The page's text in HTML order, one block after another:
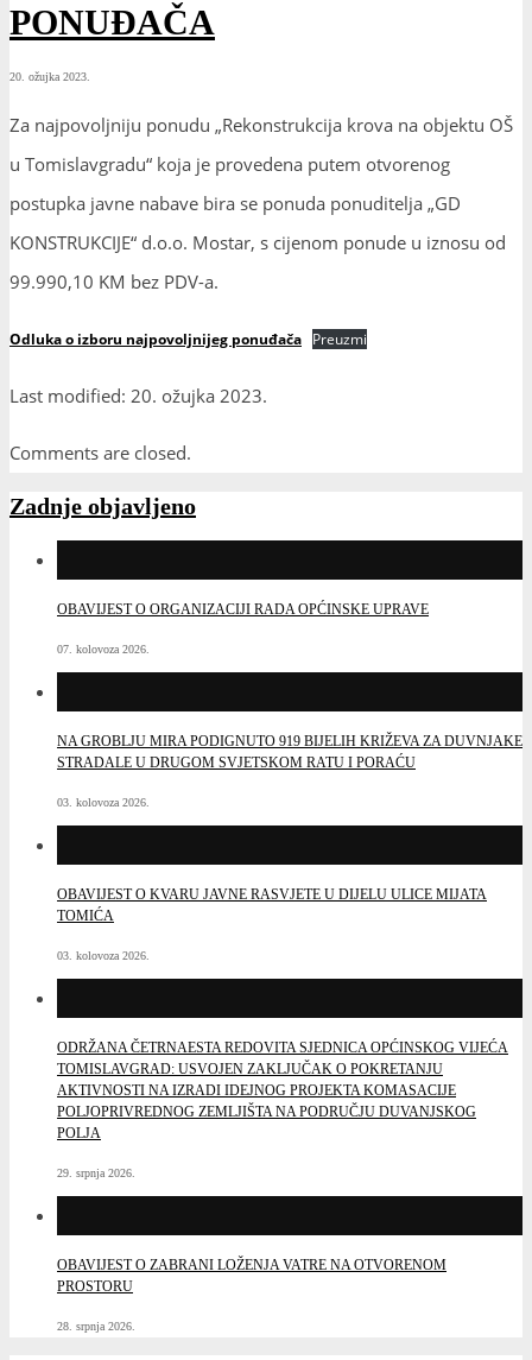
PONUĐAČA
20. ožujka 2023.
Za najpovoljniju ponudu „Rekonstrukcija krova na objektu OŠ
u Tomislavgradu“ koja je provedena putem otvorenog
postupka javne nabave bira se ponuda ponuditelja „GD
KONSTRUKCIJE“ d.o.o. Mostar, s cijenom ponude u iznosu od
99.990,10 KM bez PDV-a.
Odluka o izboru najpovoljnijeg ponuđača Preuzmi
Last modified: 20. ožujka 2023.
Comments are closed.
Zadnje objavljeno
OBAVIJEST O ORGANIZACIJI RADA OPĆINSKE UPRAVE
07. kolovoza 2026.
NA GROBLJU MIRA PODIGNUTO 919 BIJELIH KRIŽEVA ZA DUVNJAKE
STRADALE U DRUGOM SVJETSKOM RATU I PORAĆU
03. kolovoza 2026.
OBAVIJEST O KVARU JAVNE RASVJETE U DIJELU ULICE MIJATA
TOMIĆA
03. kolovoza 2026.
ODRŽANA ČETRNAESTA REDOVITA SJEDNICA OPĆINSKOG VIJEĆA
TOMISLAVGRAD: USVOJEN ZAKLJUČAK O POKRETANJU
AKTIVNOSTI NA IZRADI IDEJNOG PROJEKTA KOMASACIJE
POLJOPRIVREDNOG ZEMLJIŠTA NA PODRUČJU DUVANJSKOG
POLJA
29. srpnja 2026.
OBAVIJEST O ZABRANI LOŽENJA VATRE NA OTVORENOM
PROSTORU
28. srpnja 2026.